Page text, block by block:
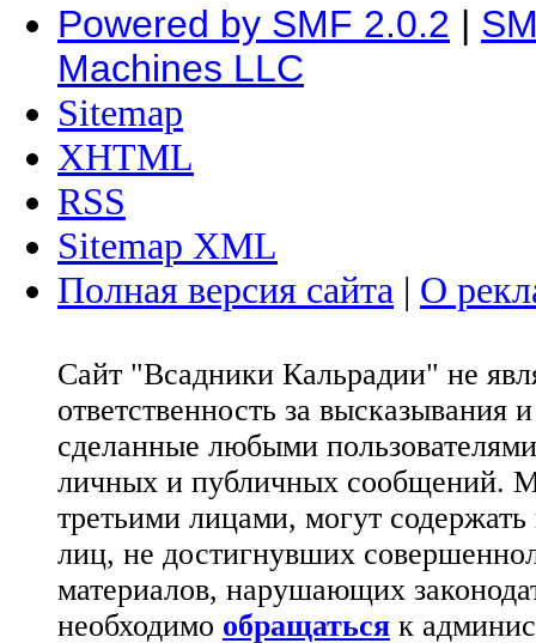
Powered by SMF 2.0.2 |
Machines LLC
Sitemap
XHTML
RSS
Sitemap XML
Полная версия сайта | О
Сайт "Всадники Кальрадии" не
ответственность за
сделанные любыми
личных и публичных сообщений.
третьими лицами, могут
лиц, не достигнувших
материалов, нарушающих
необходимо обращаться к